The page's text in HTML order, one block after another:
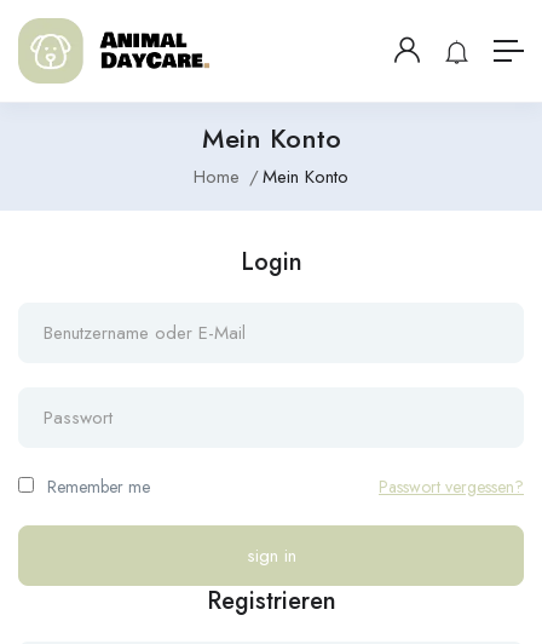
Mein Konto
Home Mein Konto
Login
Remember me Passwort vergessen?
Registrieren